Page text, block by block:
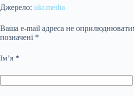
Джерело: ukr.media
Ваша e-mail адреса не
позначені *
Ім’я *